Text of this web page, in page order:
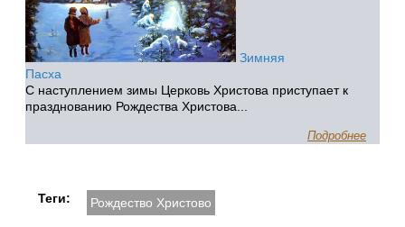
Зимняя
Пасха
С наступлением зимы Церковь Христова приступает к
празднованию Рождества Христова...
Подробнее
Теги: Рождество Христово